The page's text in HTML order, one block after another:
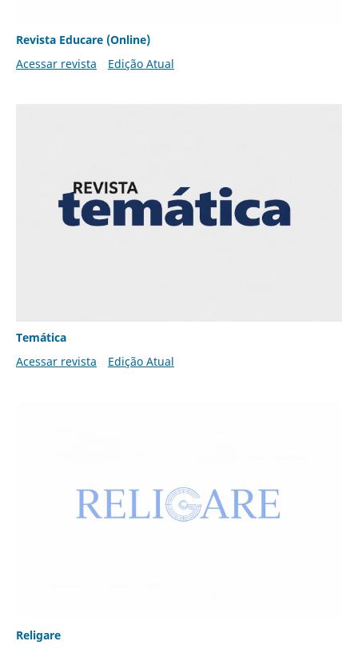
Revista Educare (Online)
Acessar revista
Edição Atual
Temática
Acessar revista
Edição Atual
Religare